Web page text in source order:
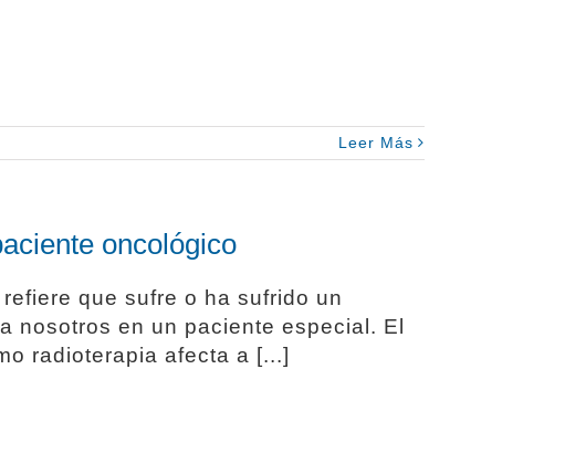
Leer Más
oncológico
que sufre o ha sufrido un
nosotros en un paciente especial. El
radioterapia afecta a [...]